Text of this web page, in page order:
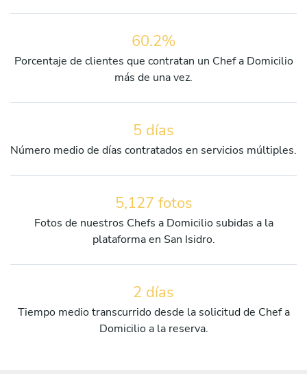
60.2%
Porcentaje de clientes que contratan un Chef a Domicilio
más de una vez.
5 días
Número medio de días contratados en servicios múltiples.
5,127 fotos
Fotos de nuestros Chefs a Domicilio subidas a la
plataforma en San Isidro.
2 días
Tiempo medio transcurrido desde la solicitud de Chef a
Domicilio a la reserva.